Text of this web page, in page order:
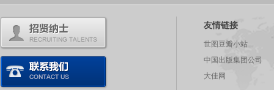
友情链接
世图豆瓣小站
中国出版集团公司
大佳网